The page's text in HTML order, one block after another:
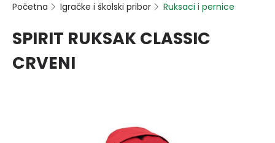
Početna Igračke i školski pribor Ruksaci i pernice
SPIRIT RUKSAK CLASSIC
CRVENI